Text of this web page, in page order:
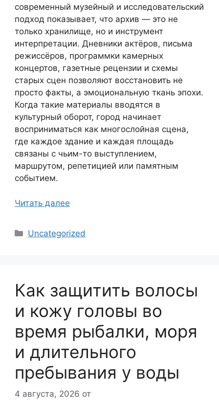
современный музейный и исследовательский
подход показывает, что архив — это не
только хранилище, но и инструмент
интерпретации. Дневники актёров, письма
режиссёров, программки камерных
концертов, газетные рецензии и схемы
старых сцен позволяют восстановить не
просто факты, а эмоциональную ткань эпохи.
Когда такие материалы вводятся в
культурный оборот, город начинает
восприниматься как многослойная сцена,
где каждое здание и каждая площадь
связаны с чьим-то выступлением,
маршрутом, репетицией или памятным
событием.
Читать далее
Рубрики
Uncategorized
Как защитить волосы
и кожу головы во
время рыбалки, моря
и длительного
пребывания у воды
4 августа, 2026 от